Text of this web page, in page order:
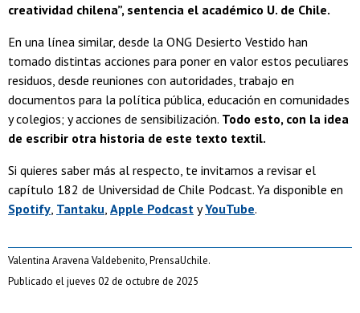
creatividad chilena”, sentencia el académico U. de Chile.
En una línea similar, desde la ONG Desierto Vestido han
tomado distintas acciones para poner en valor estos peculiares
residuos, desde reuniones con autoridades, trabajo en
documentos para la política pública, educación en comunidades
y colegios; y acciones de sensibilización. Todo esto, con la idea
de escribir otra historia de este texto textil.
Si quieres saber más al respecto, te invitamos a revisar el
capítulo 182 de Universidad de Chile Podcast. Ya disponible en
Spotify Tantaku Apple Podcast yYouTube.
Valentina Aravena Valdebenito, PrensaUchile.
Publicado el jueves 02 de octubre de 2025